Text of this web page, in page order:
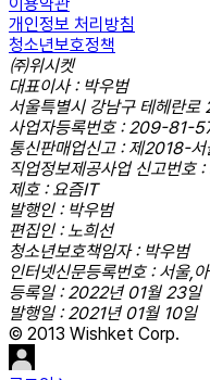
개인정보 처리방침
청소년보호정책
㈜위시켓
대표이사 : 박우범
서울특별시 강남구 테헤란
사업자등록번호 : 209-81-
통신판매업신고 : 제2018-
직업정보제공사업 신고번
제호 : 요즘IT
발행인 : 박우범
편집인 : 노희선
청소년보호책임자 : 박우범
인터넷신문등록번호 : 서울,
등록일 : 2022년 01월 23일
발행일 : 2021년 01월 10일
© 2013 Wishket Corp.